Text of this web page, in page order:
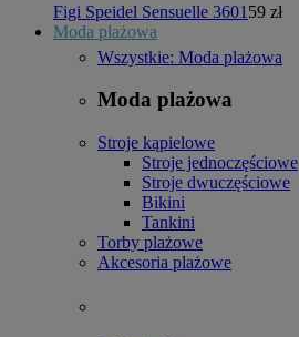
Figi Speidel Sensuelle 3601 59 zł
Moda plażowa
Wszystkie: Moda plażowa
Moda plażowa
Stroje kąpielowe
Stroje jednoczęściowe
Stroje dwuczęściowe
Bikini
Tankini
Torby plażowe
Akcesoria plażowe